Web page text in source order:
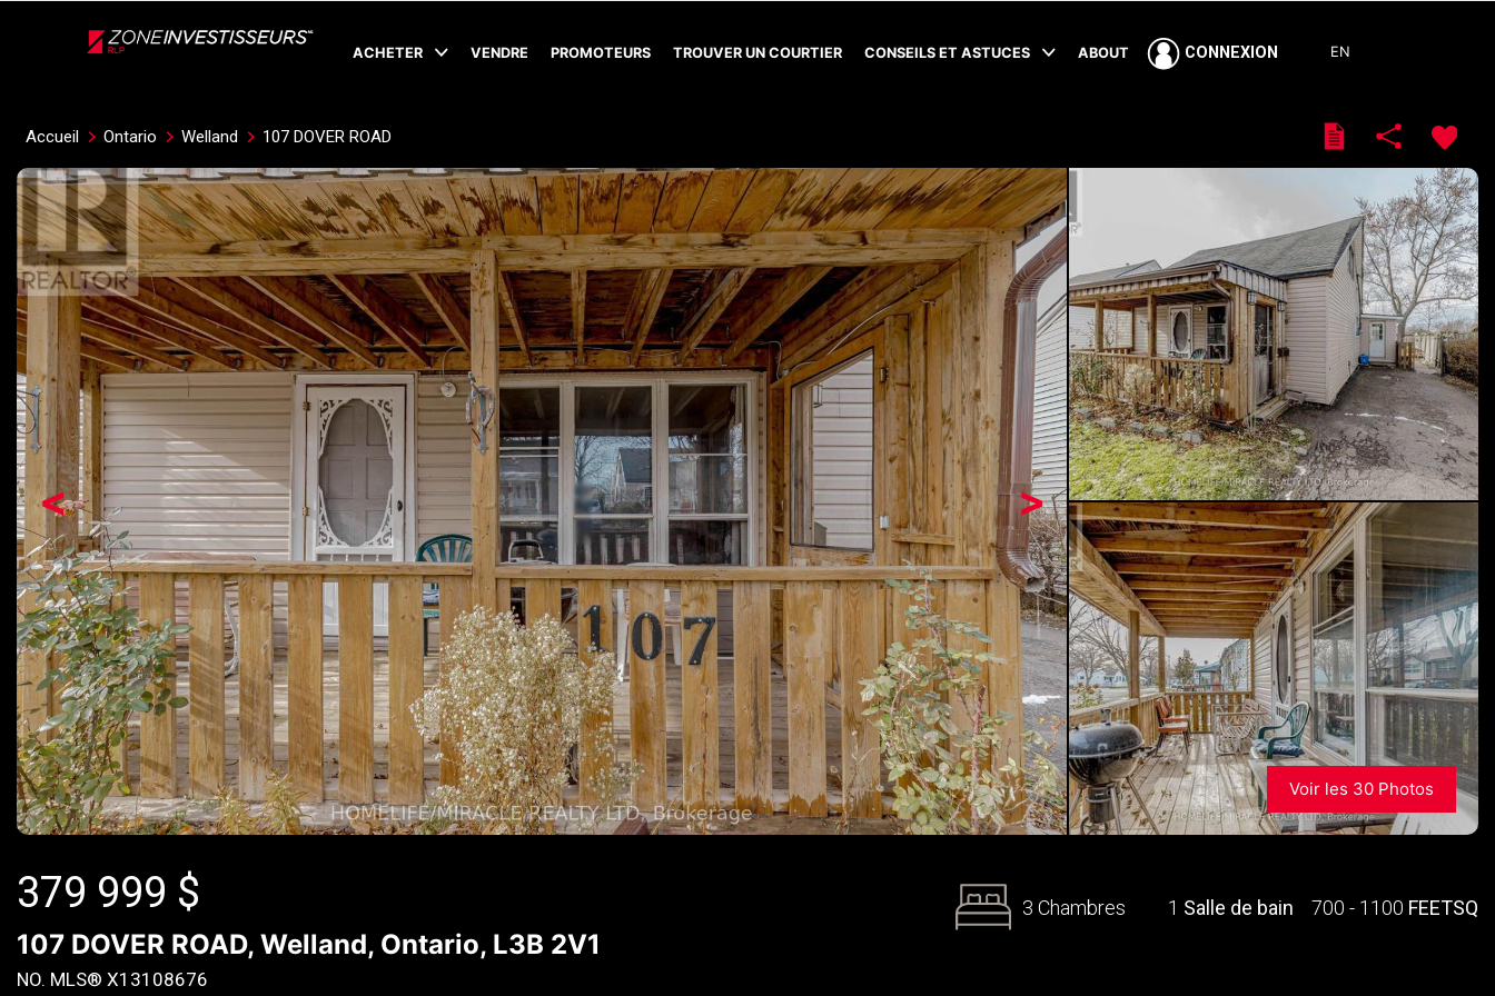
ACHETER VENDRE PROMOTEURS TROUVER UN COURTIER CONSEILS ET ASTUCES ABOUT CONNEXION EN
Accueil Ontario Welland 107 DOVER ROAD
>
<
Voir les 30 Photos
379 999 $
107 DOVER ROAD, Welland, Ontario, L3B 2V1
NO. MLS® X13108676
3 Chambres 1 Salle de bain 700 - 1100 FEETSQ